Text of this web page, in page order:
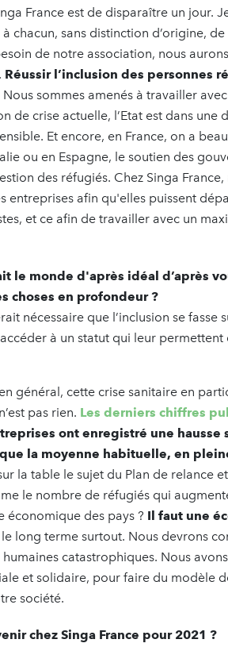
France est de disparaître un jour.
chacun, sans distinction d’origine, de
de notre association, nous
Réussir l’inclusion des personnes
Nous sommes amenés à travailler
de crise actuelle, l’Etat est dans une
Et encore, en France, on a
ou en Espagne, le soutien des
des réfugiés. Chez Singa
entreprises afin qu'elles puissent
et ce afin de travailler avec un
le monde d'après idéal d’après
choses en profondeur ?
nécessaire que l’inclusion se
à un statut qui leur permettent
général, cette crise sanitaire en
pas rien. Les derniers chiffres
ont enregistré une hausse
la moyenne habituelle, en
la table le sujet du Plan de relance
le nombre de réfugiés qui
économique des pays ? Il faut une
long terme surtout. Nous devrons
catastrophiques. Nous
et solidaire, pour faire du modèle
société.
chez Singa France pour 2021 ?